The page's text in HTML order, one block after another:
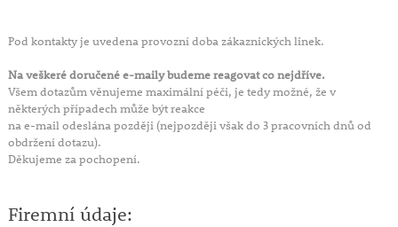
Pod kontakty je uvedena provozní doba zákaznických linek.
Na veškeré doručené e-maily budeme reagovat co nejdříve.
Všem dotazům věnujeme maximální péči, je tedy možné, že v
některých případech může být reakce
na e-mail odeslána později (nejpozději však do 3 pracovních dnů od
obdržení dotazu).
Děkujeme za pochopení.
Firemní údaje: